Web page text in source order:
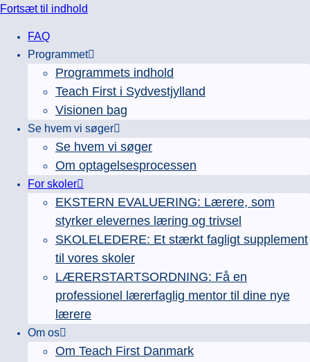
Fortsæt til indhold
FAQ
Programmet
Programmets indhold
Teach First i Sydvestjylland
Visionen bag
Se hvem vi søger
Se hvem vi søger
Om optagelsesprocessen
For skoler
EKSTERN EVALUERING: Lærere, som
styrker elevernes læring og trivsel
SKOLELEDERE: Et stærkt fagligt supplement
til vores skoler
LÆRERSTARTSORDNING: Få en
professionel lærerfaglig mentor til dine nye
lærere
Om os
Om Teach First Danmark